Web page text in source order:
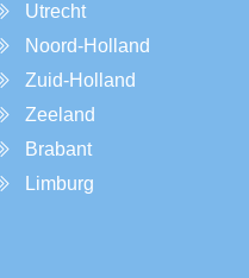
Utrecht
Noord-Holland
Zuid-Holland
Zeeland
Brabant
Limburg